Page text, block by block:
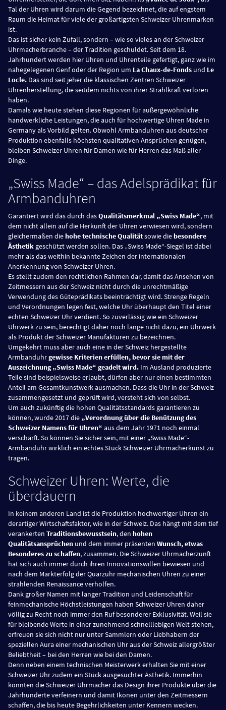
Tal der Uhren wird darum die Gegend bezeichnet, die auf engstem
Raum die Heimat für viele der großartigsten Schweizer Uhrenmarken
ist.
Das ist sicher kein Zufall, sondern – wie so vieles an der Schweizer
Uhrmacherbranche – der Tradition geschuldet. Seit dem 18.
Jahrhundert werden hier Uhren und Uhrenteile gefertigt, ganz wie im
nahegelegenen Genf oder der Region um La Chaux-de-Fonds und Le
Locle. Das sind seit jeher die klassischen Zentren Schweizer
Uhrenherstellung, die seitdem nichts von ihrer Strahlkraft verloren
haben.
Damals wie heute stehen diese Regionen für außergewöhnliche
handwerkliche Leistungen, die auch für hochwertige Uhren Made in
Germany als Vorbild gelten. Obwohl Armbanduhren aus deutscher
Produktion ebenfalls höchsten qualitativen Ansprüchen genügen,
bleiben Schweizer Uhren für Damen wie für Herren das Maß aller
Dinge.
„Swiss Made“ – das Adelsprädikat für
Armbanduhren
Garantiert wird das durch dasQualitätsmerkmal „Swiss Made“, mit
dem nicht allein auf die Herkunft der Uhren verwiesen wird, sondern
gleichermaßen die hohe technische Qualitätsowie die besondere
Ästhetik geschützt werden sollen. Das „Swiss Made“-Siegel ist dabei
mehr als das weithin bekannte Zeichen der internationalen
Anerkennung von Schweizer Uhren.
Es stellt zudem den rechtlichen Rahmen dar, damit das Ansehen von
Zeitmessern aus der Schweiz nicht durch die unrechtmäßige
Verwendung des Güteprädikats beeinträchtigt wird. Strenge Regeln
und Verordnungen legen fest, welche Uhr überhaupt den Titel einer
echten Schweizer Uhr verdient. So zuverlässig wie ein Schweizer
Uhrwerk zu sein, berechtigt daher noch lange nicht dazu, ein Uhrwerk
als Produkt der Schweizer Manufakturen zu bezeichnen.
Umgekehrt muss aber auch eine in der Schweiz hergestellte
Armbanduhrgewisse Kriterien erfüllen, bevor sie mit der
Auszeichnung „Swiss Made“ geadelt wird. Im Ausland produzierte
Teile sind beispielsweise erlaubt, dürfen aber nur einen bestimmten
Anteil am Gesamtkunstwerk ausmachen. Dass die Uhr in der Schweiz
zusammengesetzt und geprüft wird, versteht sich von selbst.
Um auch zukünftig die hohen Qualitätsstandards garantieren zu
können, wurde 2017 die „Verordnung über die Benützung des
Schweizer Namens für Uhren“ aus dem Jahr 1971 noch einmal
verschärft. So können Sie sicher sein, mit einer „Swiss Made“-
Armbanduhr wirklich ein echtes Stück Schweizer Uhrmacherkunst zu
tragen.
Schweizer Uhren: Werte, die
überdauern
In keinem anderen Land ist die Produktion hochwertiger Uhren ein
derartiger Wirtschaftsfaktor, wie in der Schweiz. Das hängt mit dem tief
verankerten Traditionsbewusstsein, den hohen
Qualitätsansprüchen und dem immer präsenten Wunsch, etwas
Besonderes zu schaffen, zusammen. Die Schweizer Uhrmacherzunft
hat sich auch immer durch ihren Innovationswillen bewiesen und
nach dem Markterfolg der Quarzuhr mechanischen Uhren zu einer
strahlenden Renaissance verholfen.
Dank großer Namen mit langer Tradition und Leidenschaft für
feinmechanische Höchstleistungen haben Schweizer Uhren daher
völlig zu Recht noch immer den Ruf besonderer Exklusivität. Weil sie
für bleibende Werte in einer zunehmend schnelllebigen Welt stehen,
erfreuen sie sich nicht nur unter Sammlern oder Liebhabern der
speziellen Aura einer mechanischen Uhr aus der Schweiz allergrößter
Beliebtheit – bei den Herren wie bei den Damen.
Denn neben einem technischen Meisterwerk erhalten Sie mit einer
Schweizer Uhr zudem ein Stück ausgesuchter Ästhetik. Immerhin
konnten die Schweizer Uhrmacher das Design ihrer Produkte über die
Jahrhunderte verfeinern und damit Ikonen unter den Zeitmessern
schaffen, die bis heute Begehrlichkeiten unter Kennern wecken.